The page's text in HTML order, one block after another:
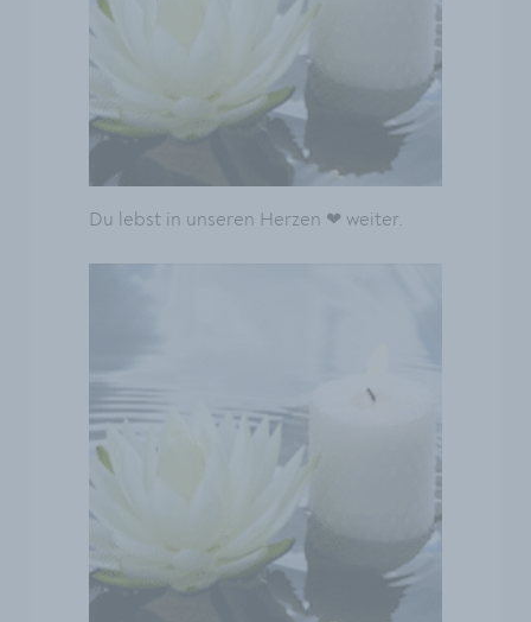
Du lebst in unseren Herzen ❤ weiter.